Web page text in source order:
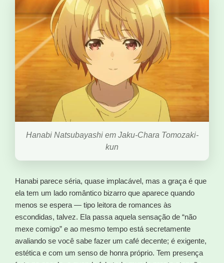
Hanabi Natsubayashi em Jaku-Chara Tomozaki-
kun
Hanabi parece séria, quase implacável, mas a graça é que
ela tem um lado romântico bizarro que aparece quando
menos se espera — tipo leitora de romances às
escondidas, talvez. Ela passa aquela sensação de “não
mexe comigo” e ao mesmo tempo está secretamente
avaliando se você sabe fazer um café decente; é exigente,
estética e com um senso de honra próprio. Tem presença